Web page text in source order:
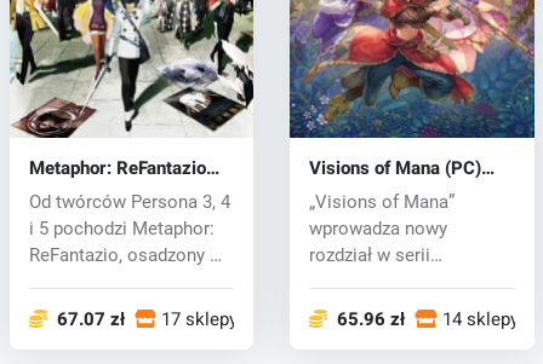
Metaphor: ReFantazio
(PC) key
Od twórców Persona 3, 4
i 5 pochodzi Metaphor:
ReFantazio, osadzony w
67.07 zł 17 sklepy
Visions of Mana (PC)
key
„Visions of Mana”
wprowadza nowy
rozdział w serii
miec...65.96 zł 14 sklepy